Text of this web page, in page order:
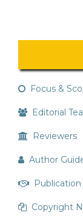
Focus &
Editorial
Reviewers
Author
Copyright